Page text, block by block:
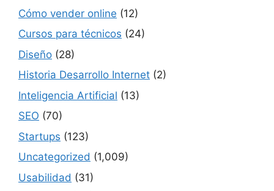
Cómo vender online (12)
Cursos para técnicos (24)
Diseño (28)
Historia Desarrollo Internet (2)
Inteligencia Artificial (13)
SEO (70)
Startups (123)
Uncategorized (1,009)
Usabilidad (31)